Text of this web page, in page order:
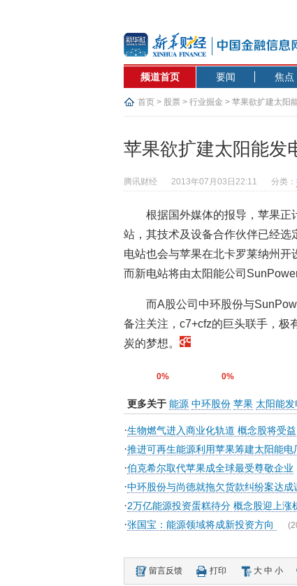
频道首页 要闻 焦点
首页 > 股票 > 行业掘金 > 苹果欲扩建太阳
苹果欲扩建太阳能发
腾讯财经 2013年07月03日22:11 分类：
根据国外媒体的报导，苹果正
站，其技术及设备合作伙伴已经
电站也会与苹果在北卡罗莱纳州开
而新电站将由太阳能公司
而A股公司中环股份与
备注关注，c7+cfz的巨头联手，极
炭的梦想。
0% 0%
更多关于 能源 中环股份 苹果 太阳能
·生物燃气进入商业化轨道 概念股将受益
·推进可再生能源利用苹果筹建太阳能电
·伯克希尔取代苹果成全球最受尊敬企业
·中环股份与尚德就拖欠货款纠纷案达成
·2万亿能源投资蛋糕待分 概念股迎上涨
·张国宝：能源领域将成新投资方向
留言反馈 打印 大 中 小